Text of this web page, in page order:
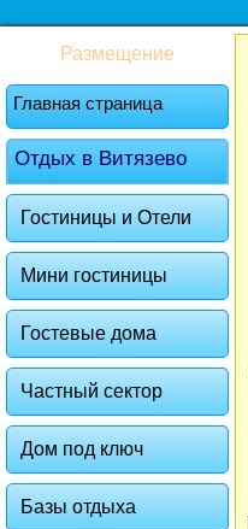
Размещение
Главная страница
Отдых в Витязево
Гостиницы и Отели
Мини гостиницы
Гостевые дома
Частный сектор
Дом под ключ
Базы отдыха